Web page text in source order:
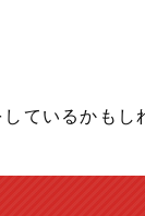
ているかもし